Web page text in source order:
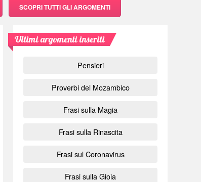
SCOPRITUTTI GLI ARGOMENTI
Ultimi argomenti inseriti
Pensieri
Proverbi del Mozambico
Frasi sulla Magia
Frasi sulla Rinascita
Frasi sul Coronavirus
Frasi sulla Gioia